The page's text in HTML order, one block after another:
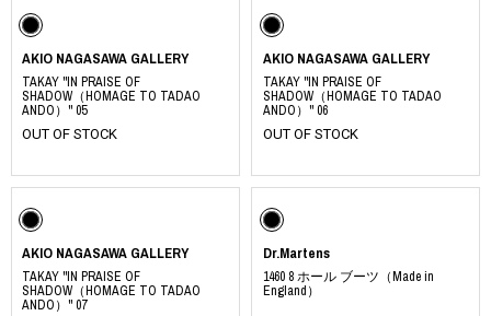
AKIO NAGASAWA GALLERY
TAKAY "IN PRAISE OF
SHADOW（HOMAGE TO TADAO
ANDO）" 05
OUT OF STOCK
AKIO NAGASAWA GALLERY
TAKAY "IN PRAISE OF
SHADOW（HOMAGE TO TADAO
ANDO）" 06
OUT OF STOCK
AKIO NAGASAWA GALLERY
TAKAY "IN PRAISE OF
SHADOW（HOMAGE TO TADAO
ANDO）" 07
Dr.Martens
1460 8 ホール ブーツ（Made in
England）